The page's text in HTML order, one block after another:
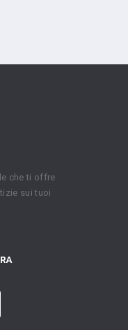
che ti offre
sui tuoi